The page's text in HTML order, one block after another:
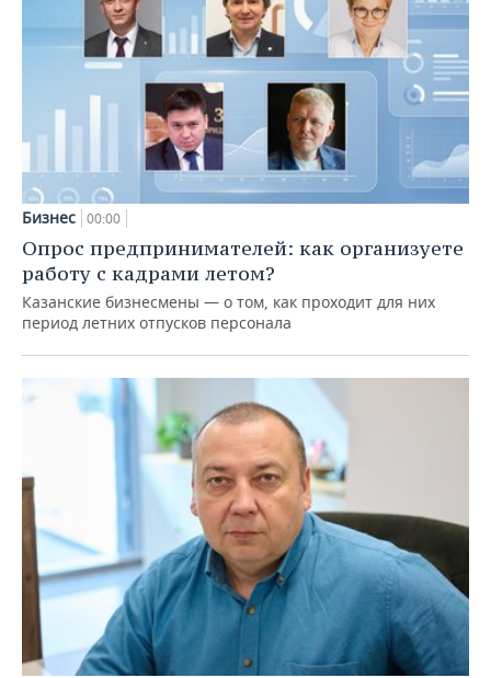
Бизнес 00:00
Опрос предпринимателей: как организуете
работу с кадрами летом?
Казанские бизнесмены — о том, как проходит для них
период летних отпусков персонала